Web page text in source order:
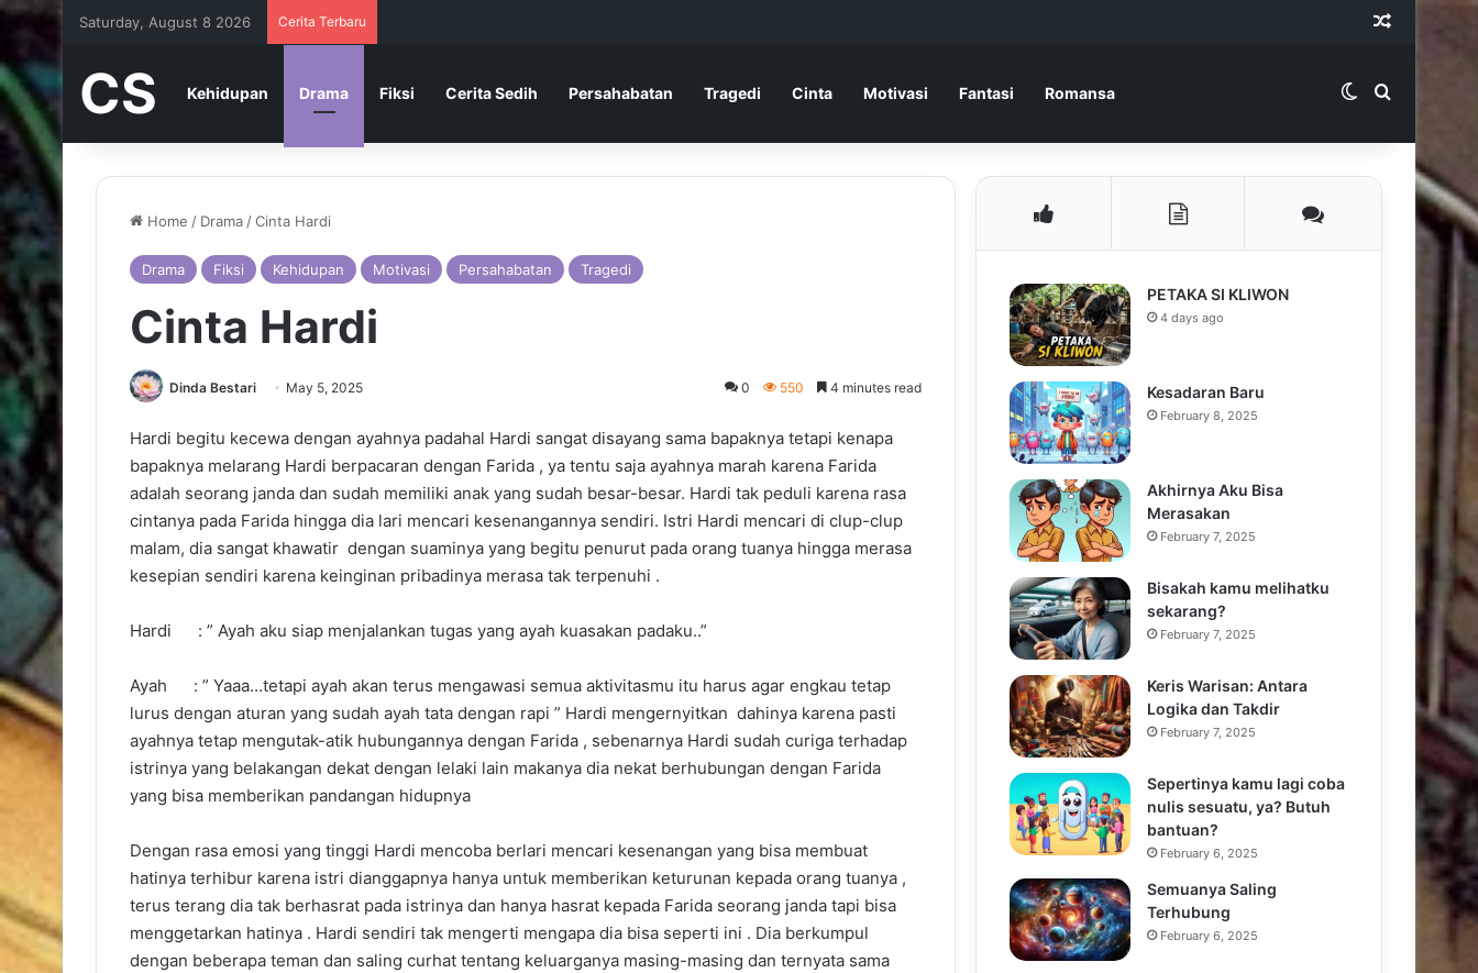
Saturday, August 8 2026 Cerita Terbaru Random
CS Kehidupan Drama Fiksi Cerita Sedih Persahabatan Tragedi Cinta Motivasi Fantasi Romansa Switch skin
Search for
Home / Drama /Cinta Hardi
Drama Fiksi Kehidupan Motivasi Persahabatan Tragedi
Cinta Hardi
Dinda Bestari May 5, 2025 0 550 4 minutes read
Hardi begitu kecewa dengan ayahnya padahal Hardi sangat disayang sama bapaknya tetapi kenapa
bapaknya melarang Hardi berpacaran dengan Farida , ya tentu saja ayahnya marah karena Farida
adalah seorang janda dan sudah memiliki anak yang sudah besar-besar. Hardi tak peduli karena rasa
cintanya pada Farida hingga dia lari mencari kesenangannya sendiri. Istri Hardi mencari di clup-clup
malam, dia sangat khawatir dengan suaminya yang begitu penurut pada orang tuanya hingga merasa
kesepian sendiri karena keinginan pribadinya merasa tak terpenuhi .
Hardi : ” Ayah aku siap menjalankan tugas yang ayah kuasakan padaku..”
Ayah : ” Yaaa…tetapi ayah akan terus mengawasi semua aktivitasmu itu harus agar engkau tetap
lurus dengan aturan yang sudah ayah tata dengan rapi ” Hardi mengernyitkan dahinya karena pasti
ayahnya tetap mengutak-atik hubungannya dengan Farida , sebenarnya Hardi sudah curiga terhadap
istrinya yang belakangan dekat dengan lelaki lain makanya dia nekat berhubungan dengan Farida
yang bisa memberikan pandangan hidupnya
Dengan rasa emosi yang tinggi Hardi mencoba berlari mencari kesenangan yang bisa membuat
hatinya terhibur karena istri dianggapnya hanya untuk memberikan keturunan kepada orang tuanya ,
terus terang dia tak berhasrat pada istrinya dan hanya hasrat kepada Farida seorang janda tapi bisa
menggetarkan hatinya . Hardi sendiri tak mengerti mengapa dia bisa seperti ini . Dia berkumpul
dengan beberapa teman dan saling curhat tentang keluarganya masing-masing dan ternyata sama
PETAKA SI KLIWON
4 days ago
Kesadaran Baru
February 8, 2025
Akhirnya Aku Bisa
Merasakan
February 7, 2025
Bisakah kamu melihatku
sekarang?
February 7, 2025
Keris Warisan: Antara
Logika dan Takdir
February 7, 2025
Sepertinya kamu lagi coba
nulis sesuatu, ya? Butuh
bantuan?
February 6, 2025
Semuanya Saling
Terhubung
February 6, 2025